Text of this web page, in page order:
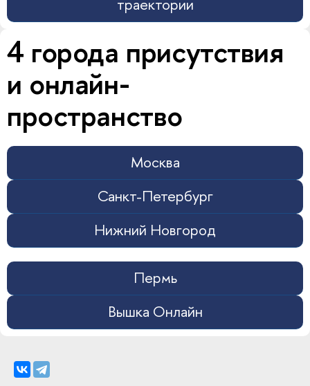
траектории
4 города присутствия
и онлайн-
пространство
Москва
Санкт-Петербург
Нижний Новгород
Пермь
Вышка Онлайн